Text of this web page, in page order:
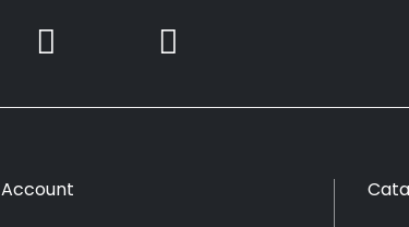
Account